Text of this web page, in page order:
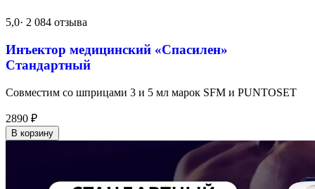
5,0· 2 084 отзыва
Инъектор медицинский «Спасилен»
Стандартный
Совместим со шприцами 3 и 5 мл марок SFM и PUNTOSET
2890 ₽
В корзину